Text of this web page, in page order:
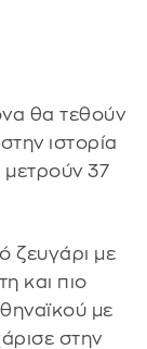
θα τεθούν
ιστορία
37
ζευγάρι με
και πιο
με
στην